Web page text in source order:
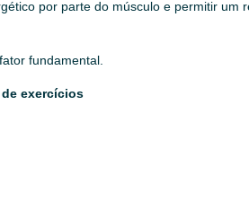
por parte do músculo e permitir um
fundamental.
exercícios